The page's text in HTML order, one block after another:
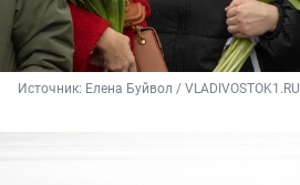
Источник: Елена Буйвол / VLADIVOSTOK1.RU